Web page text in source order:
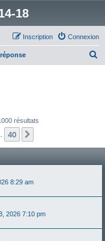
18
Connexion
Inscription
résultats
40
8:29 am
2026 7:10 pm